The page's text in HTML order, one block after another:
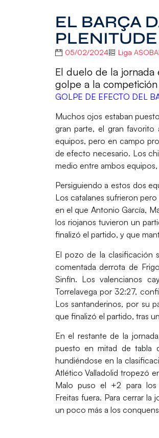
EL BARÇA
PLENITUDE
05/02/2024 Liga ASOBAL
El duelo de la jornada
golpe a la competición
GOLPE DE EFECTO DEL
Muchos ojos estaban
gran parte, el gran favorito
equipos, pero en campo
de efecto necesario. Los
medio entre ambos equipos,
Persiguiendo a estos dos
Los catalanes sufrieron
en el que Antonio García,
los riojanos tuvieron un
finalizó el partido, y que
El pozo de la clasificación
comentada derrota de
Sinfín. Los valencianos
Torrelavega por 32:27,
Los santanderinos, por su
que finalizó el partido, tras
En el restante de la
puesto en mitad de tabla
hundiéndose en la
Atlético Valladolid tropezó
Malo puso el +2 para los
Freitas fuera. Para cerrar la
un poco más a los